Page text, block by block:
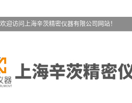
欢迎访问上海辛茨精密仪器有限公司网站！